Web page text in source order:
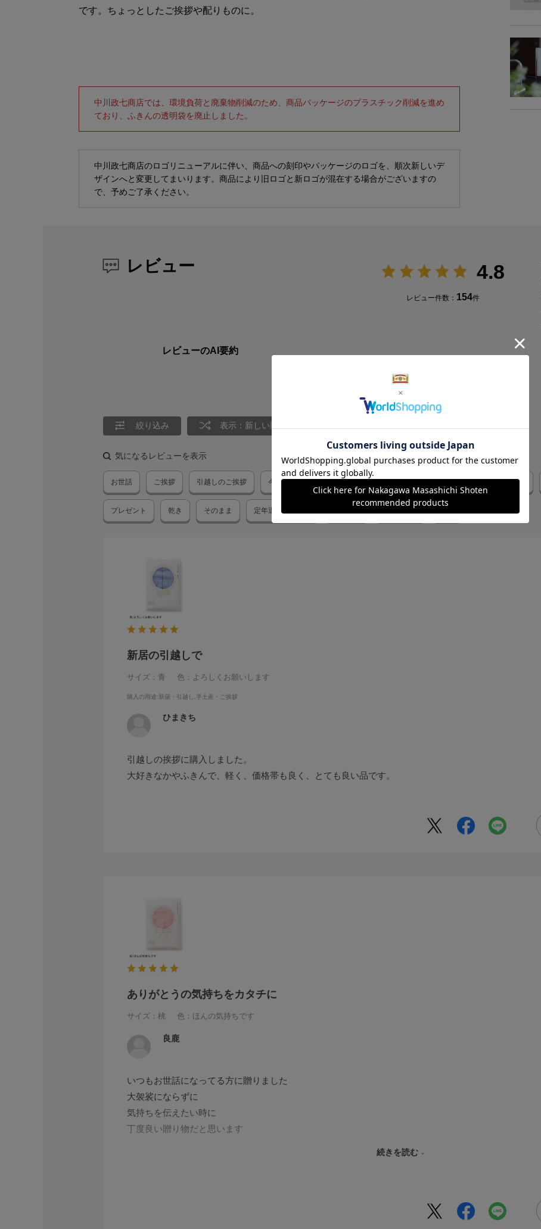
です。ちょっとしたご挨拶や配りものに。
サイズ
-
中川政七商店では、環境負荷と廃棄物削減のため、商品パッケージのプラスチック削減を進め
ており、ふきんの透明袋を廃止しました。
中川政七商店のロゴリニューアルに伴い、商品への刻印やパッケージのロゴを、順次新しいデ
ザインへと変更してまいります。商品により旧ロゴと新ロゴが混在する場合がございますの
で、予めご了承ください。
レビュー 4.8
レビュー件数： 154件
レビューのAI要約
絞り込み 表示：新しい順
気になるレビューを表示
お世話 ご挨拶 引越しのご挨拶 今後 お礼 好み 相手 メッセージ 商品 ふきん
プレゼント 乾き そのまま 定年退職のご挨拶 退職の挨拶
新居の引越しで
サイズ：青 色：よろしくお願いします
購入の用途:新築・引越し,手土産・ご挨拶
ひまきち
引越しの挨拶に購入しました。
大好きなかやふきんで、軽く、価格帯も良く、とても良い品です。
ありがとうの気持ちをカタチに
サイズ：桃 色：ほんの気持ちです
良鹿
いつもお世話になってる方に贈りました
大袈裟にならずに
気持ちを伝えたい時に
丁度良い贈り物だと思います
続きを読む